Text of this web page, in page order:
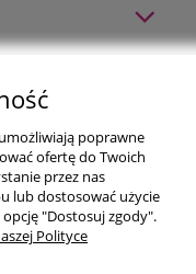
poprawne
ofertę do Twoich
przez nas
lub dostosować użycie
"Dostosuj zgody".
Polityce